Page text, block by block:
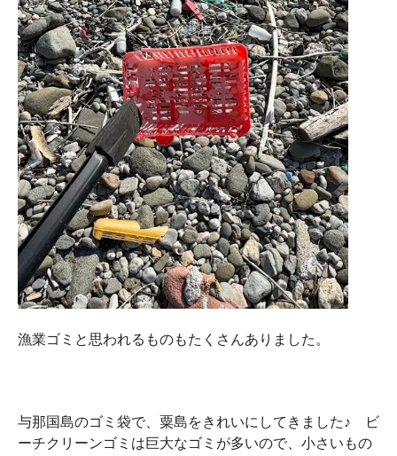
漁業ゴミと思われるものもたくさんありました。
与那国島のゴミ袋で、粟島をきれいにしてきました♪ ビ
ーチクリーンゴミは巨大なゴミが多いので、小さいもの